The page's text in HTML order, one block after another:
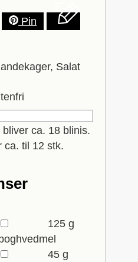
Pin
Salat
ca. 18 blinis.
til 12 stk.
125 g
boghvedmel
45 g